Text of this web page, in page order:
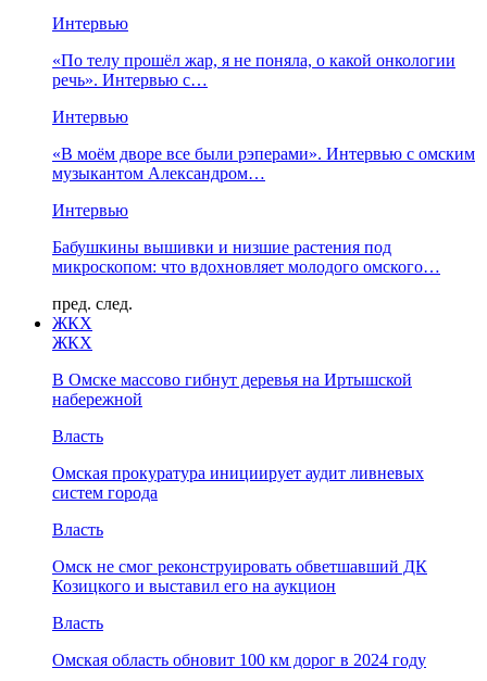
Интервью
«По телу прошёл жар, я не поняла, о какой онкологии
речь». Интервью с…
Интервью
«В моём дворе все были рэперами». Интервью с омским
музыкантом Александром…
Интервью
Бабушкины вышивки и низшие растения под
микроскопом: что вдохновляет молодого омского…
пред. след.
ЖКХ
ЖКХ
В Омске массово гибнут деревья на Иртышской
набережной
Власть
Омская прокуратура инициирует аудит ливневых
систем города
Власть
Омск не смог реконструировать обветшавший ДК
Козицкого и выставил его на аукцион
Власть
Омская область обновит 100 км дорог в 2024 году